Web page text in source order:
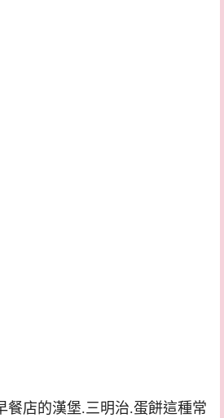
餐店的漢堡.三明治.蛋餅這種常